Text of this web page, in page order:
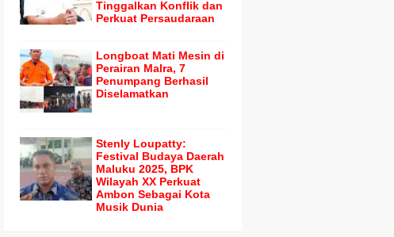
Tinggalkan Konflik dan
Perkuat Persaudaraan
Longboat Mati Mesin di
Perairan Malra, 7
Penumpang Berhasil
Diselamatkan
Stenly Loupatty:
Festival Budaya Daerah
Maluku 2025, BPK
Wilayah XX Perkuat
Ambon Sebagai Kota
Musik Dunia